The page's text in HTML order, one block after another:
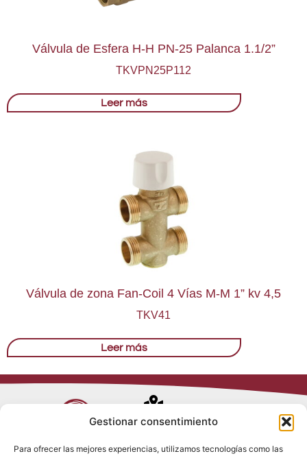
Gestionar consentimiento
Para ofrecer las mejores experiencias, utilizamos tecnologías como las
Válvula de Esfera H-H PN-25 Palanca 1.1/2”
TKVPN25P112
Leer más
Válvula de zona Fan-Coil 4 Vías M-M 1” kv 4,5
TKV41
Leer más
Avenida de
28017 Madrid